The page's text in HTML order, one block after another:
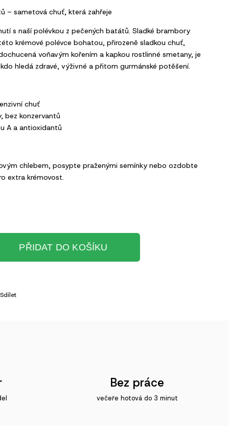
– sametová chuť, která zahřeje
s naší polévkou z pečených batátů. Sladké brambory
krémové polévce bohatou, přirozeně sladkou chuť,
voňavým kořením a kapkou rostlinné smetany, je
hledá zdravé, výživné a přitom gurmánské potěšení.
chuť
bez konzervantů
A a antioxidantů
chlebem, posypte praženými semínky nebo ozdobte
extra krémovost.
PŘIDAT DO KOŠÍKU
Sdílet
Bez práce
večeře hotová do 3 minut